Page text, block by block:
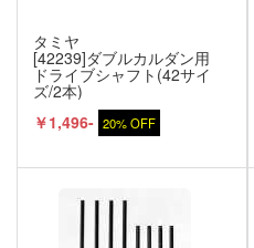
タミヤ
[42239]ダブルカルダン用
ドライブシャフト(42サイ
ズ/2本)
￥1,496- 20% OFF